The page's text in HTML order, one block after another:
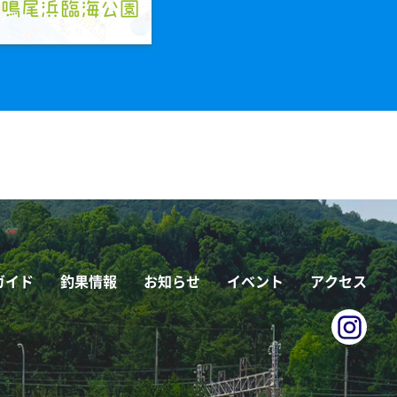
イド 釣果情報 お知らせ イベント アクセス